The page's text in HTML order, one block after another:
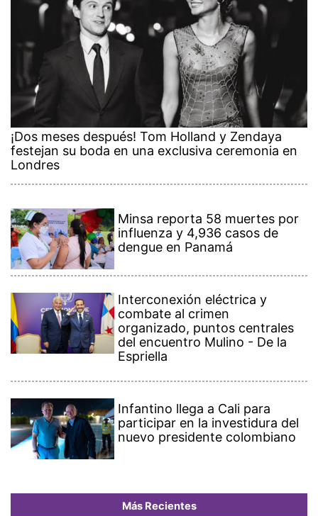
¡Dos meses después! Tom Holland y Zendaya
festejan su boda en una exclusiva ceremonia en
Londres
Minsa reporta 58 muertes por
influenza y 4,936 casos de
dengue en Panamá
Interconexión eléctrica y
combate al crimen
organizado, puntos centrales
del encuentro Mulino - De la
Espriella
Infantino llega a Cali para
participar en la investidura del
nuevo presidente colombiano
Más Recientes